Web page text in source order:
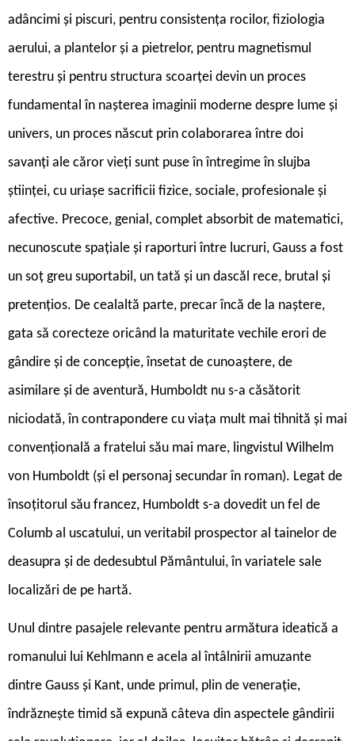
adâncimi și piscuri, pentru consistența rocilor, fiziologia
aerului, a plantelor și a pietrelor, pentru magnetismul
terestru și pentru structura scoarței devin un proces
fundamental în nașterea imaginii moderne despre lume și
univers, un proces născut prin colaborarea între doi
savanți ale căror vieți sunt puse în întregime în slujba
științei, cu uriașe sacrificii fizice, sociale, profesionale și
afective. Precoce, genial, complet absorbit de matematici,
necunoscute spațiale și raporturi între lucruri, Gauss a fost
un soț greu suportabil, un tată și un dascăl rece, brutal și
pretențios. De cealaltă parte, precar încă de la naștere,
gata să corecteze oricând la maturitate vechile erori de
gândire și de concepție, însetat de cunoaștere, de
asimilare și de aventură, Humboldt nu s-a căsătorit
niciodată, în contrapondere cu viața mult mai tihnită și mai
convențională a fratelui său mai mare, lingvistul Wilhelm
von Humboldt (și el personaj secundar în roman). Legat de
însoțitorul său francez, Humboldt s-a dovedit un fel de
Columb al uscatului, un veritabil prospector al tainelor de
deasupra și de dedesubtul Pământului, în variatele sale
localizări de pe hartă.
Unul dintre pasajele relevante pentru armătura ideatică a
romanului lui Kehlmann e acela al întâlnirii amuzante
dintre Gauss și Kant, unde primul, plin de venerație,
îndrăznește timid să expună câteva din aspectele gândirii